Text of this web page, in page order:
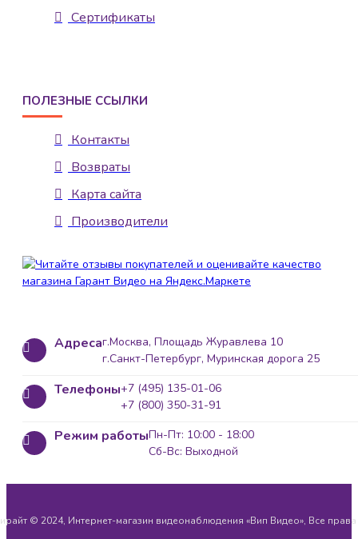
Сертификаты
ПОЛЕЗНЫЕ ССЫЛКИ
Контакты
Возвраты
Карта сайта
Производители
Адресаг.Москва, Площадь Журавлева 10
г.Санкт-Петербург, Муринская дорога 25
Телефоны+7 (495) 135-01-06
+7 (800) 350-31-91
Режим работыПн-Пт: 10:00 - 18:00
Сб-Вс: Выходной
© 2024, Интернет-магазин видеонаблюдения «Вип Видео», Все